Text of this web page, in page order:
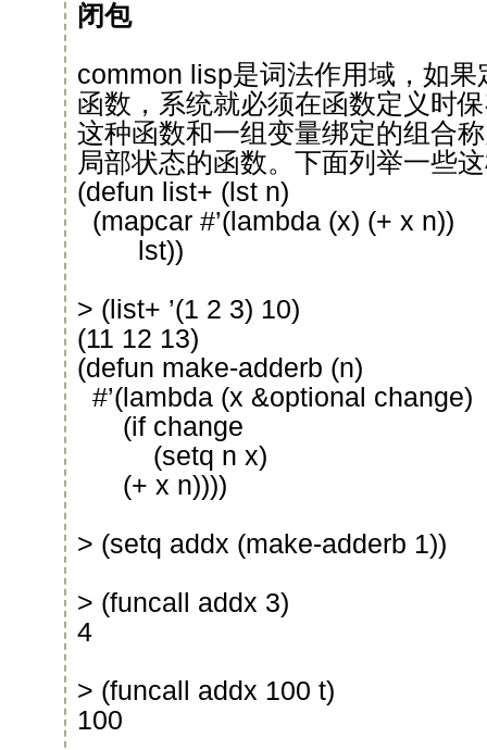
闭包
common lisp是词法作用域，如
函数，系统就必须在函数定义时
这种函数和一组变量绑定的组合
局部状态的函数。下面列举一些
(defun list+ (lst n)
(mapcar #’(lambda (x) (+ x n))
lst))
> (list+ ’(1 2 3) 10)
(11 12 13)
(defun make-adderb (n)
#’(lambda (x &optional change)
(if change
(setq n x)
(+ x n))))
> (setq addx (make-adderb 1))
> (funcall addx 3)
4
> (funcall addx 100 t)
100